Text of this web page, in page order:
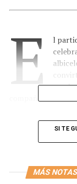
E
l
con la
compañero de
mundial de
Stadium y de la
reemplazo de
amistoso fue
SI TE
MÁS